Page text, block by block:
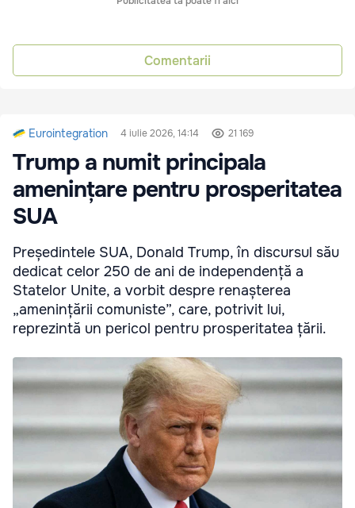
Comentarii
Eurointegration 4 iulie 2026, 14:14 21 169
Trump a numit principala
amenințare pentru prosperitatea
SUA
Președintele SUA, Donald Trump, în discursul său
dedicat celor 250 de ani de independență a
Statelor Unite, a vorbit despre renașterea
„amenințării comuniste”, care, potrivit lui,
reprezintă un pericol pentru prosperitatea țării.